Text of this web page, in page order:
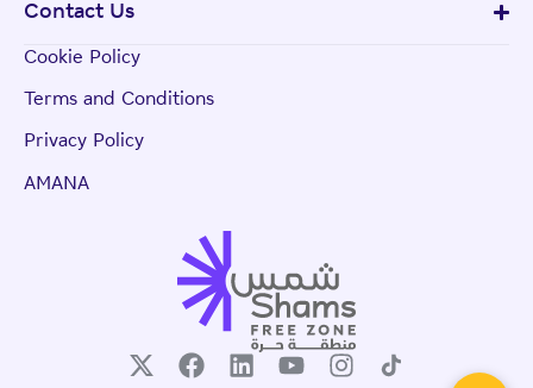
Contact Us
Cookie Policy
Terms and Conditions
Privacy Policy
AMANA